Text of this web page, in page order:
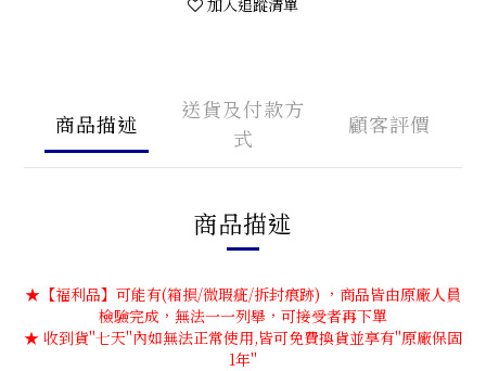
加入追蹤清單
商品描述
送貨及付款方
式
顧客評價
商品描述
★【福利品】可能有(箱損/微瑕疵/拆封痕跡) ，商品皆由原廠人員
檢驗完成，無法一一列舉，可接受者再下單
★ 收到貨''七天''內如無法正常使用,皆可免費換貨並享有''原廠保固
1年''